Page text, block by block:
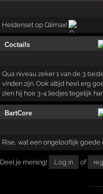
Heldenset op Qlimax!
Coctails
Qua niveau zeker 1 van de 3
vinden zijn. Ook altijd heel erg
zien hij hoe 3-4 liedjes tegelijk
BartCore
Rise, wat een ongelooflijk
Deel je mening! Log in of